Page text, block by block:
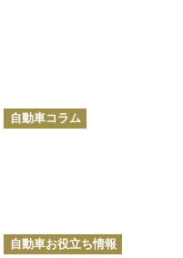
カ
テ
自動車コラム
カ
テ
自動車お役立ち情報